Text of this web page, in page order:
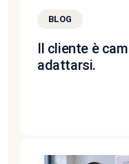
BLOG
Il cliente è
adattarsi.